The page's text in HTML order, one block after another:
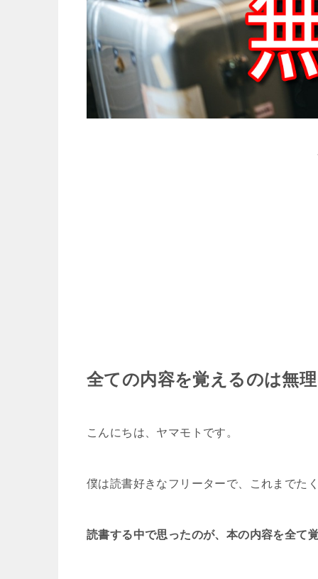
全ての内容を覚えるのは無
こんにちは、ヤマモトです。
僕は読書好きなフリーターで、これまでた
読書する中で思ったのが、本の内容を全て